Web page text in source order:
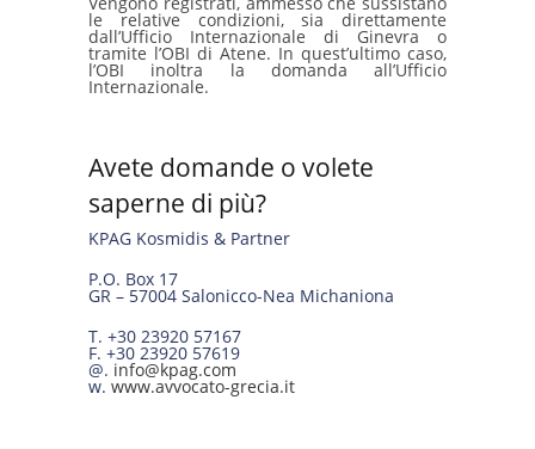
le relative condizioni, sia direttamente
dall’Ufficio Internazionale di Ginevra o
tramite l’OBI di Atene. In quest’ultimo caso,
l’OBI inoltra la domanda all’Ufficio
Internazionale.
Avete domande o volete
saperne di più?
KPAG Kosmidis & Partner
P.O. Box 17
GR – 57004 Salonicco-Nea Michaniona
T. +30 23920 57167
F. +30 23920 57619
@. info@kpag.com
w. www.avvocato-grecia.it